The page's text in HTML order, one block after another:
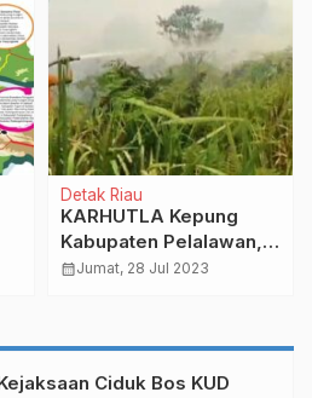
Detak Riau
KARHUTLA Kepung
Kabupaten Pelalawan,
Puluhan Hektar Lahan
calendar_monthJumat, 28 Jul 2023
Ciduk Bos KUD